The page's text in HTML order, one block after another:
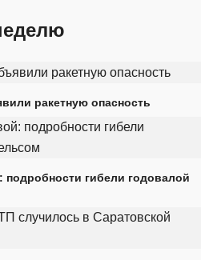
ракетную опасность
гибели годовалой